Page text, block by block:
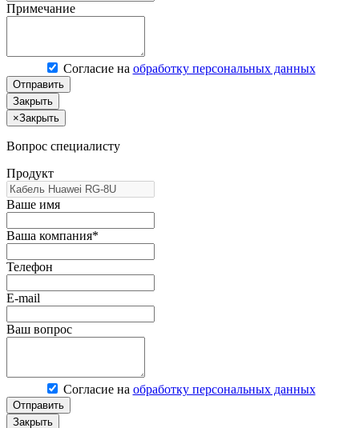
Примечание
Согласие на обработку персональных данных
Отправить
Закрыть
×Закрыть
Вопрос специалисту
Продукт
Ваше имя
Ваша компания*
Телефон
E-mail
Ваш вопрос
Согласие на обработку персональных данных
Отправить
Закрыть